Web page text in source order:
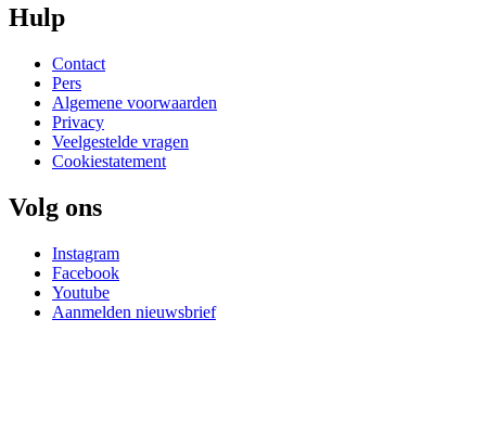
Hulp
Contact
Pers
Algemene voorwaarden
Privacy
Veelgestelde vragen
Cookiestatement
Volg ons
Instagram
Facebook
Youtube
Aanmelden nieuwsbrief